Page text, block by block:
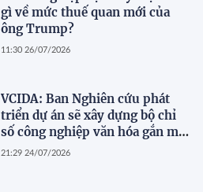
gì về mức thuế quan mới của
ông Trump?
11:30 26/07/2026
VCIDA: Ban Nghiên cứu phát
triển dự án sẽ xây dựng bộ chỉ
số công nghiệp văn hóa gắn mã
ngành kinh tế
21:29 24/07/2026